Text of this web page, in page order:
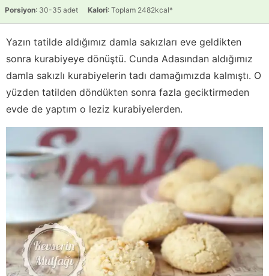
Porsiyon: 30-35 adet Kalori: Toplam 2482kcal*
Yazın tatilde aldığımız damla sakızları eve geldikten
sonra kurabiyeye dönüştü. Cunda Adasından aldığımız
damla sakızlı kurabiyelerin tadı damağımızda kalmıştı. O
yüzden tatilden döndükten sonra fazla geciktirmeden
evde de yaptım o leziz kurabiyelerden.